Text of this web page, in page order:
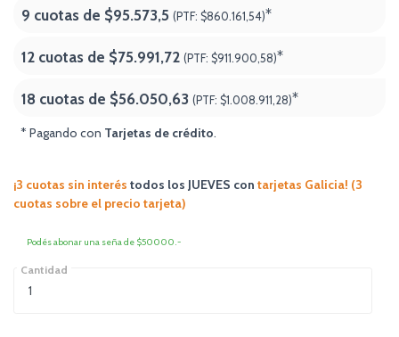
9 cuotas de $95.573,5 (PTF: $860.161,54)*
12 cuotas de $75.991,72 (PTF: $911.900,58)*
18 cuotas de $56.050,63 (PTF: $1.008.911,28)*
* Pagando con Tarjetas de crédito.
¡3 cuotas sin interés todos los JUEVES con tarjetas Galicia! (3
cuotas sobre el precio tarjeta)
Podés abonar una seña de $50000.-
Cantidad